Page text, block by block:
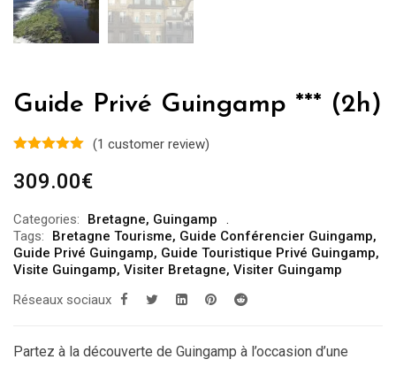
Guide Privé Guingamp *** (2h)
(1 customer review)
309.00€
Categories: Bretagne, Guingamp
Tags:
Bretagne Tourisme, Guide Conférencier Guingamp,
Guide Privé Guingamp, Guide Touristique Privé Guingamp,
Visite Guingamp, Visiter Bretagne, Visiter Guingamp
Réseaux sociaux
Partez à la découverte de Guingamp à l’occasion d’une